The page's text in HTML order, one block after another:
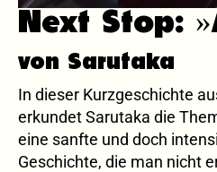
Next Stop:
von Sarutaka
In dieser Kurzgeschichte
erkundet Sarutaka die
eine sanfte und doch
Geschichte, die man nicht